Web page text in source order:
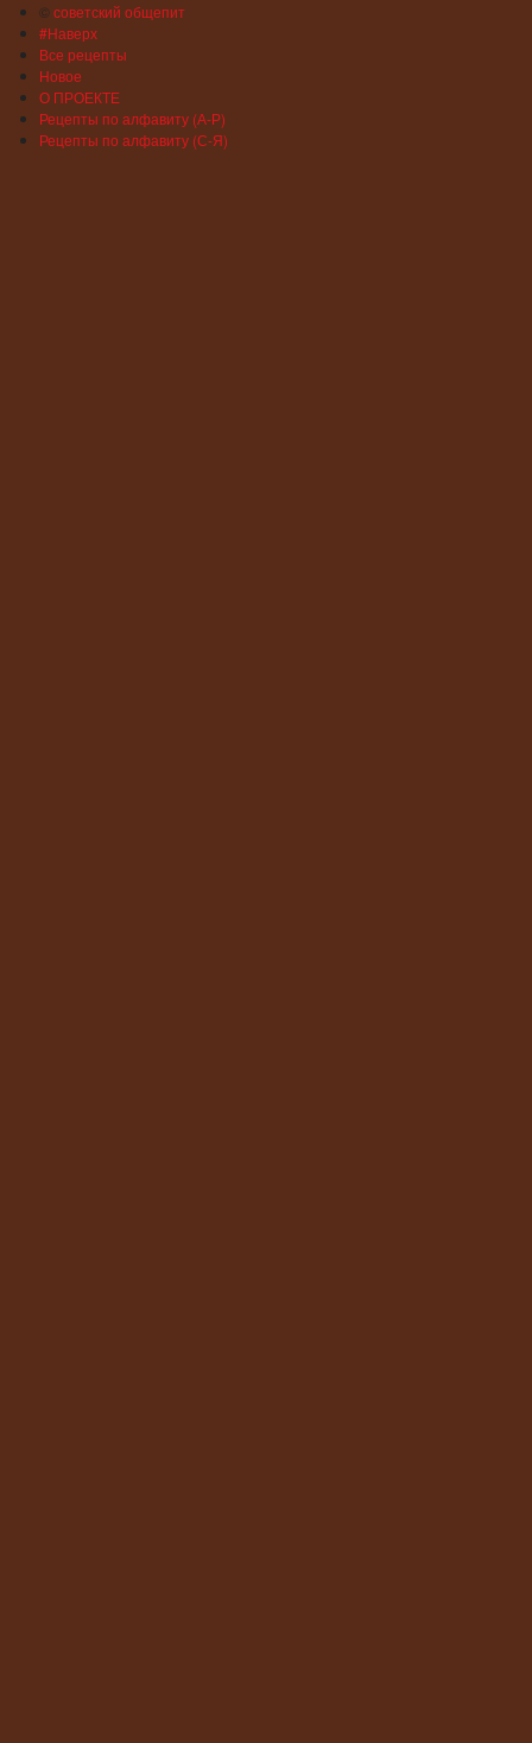
©советский общепит
#Наверх
Все рецепты
Новое
О ПРОЕКТЕ
Рецепты по алфавиту (А-Р)
Рецепты по алфавиту (С-Я)